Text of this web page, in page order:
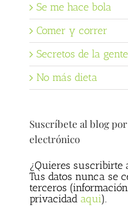
Se me hace bola
Comer y correr
Secretos de la
No más dieta
Suscríbete al blog
electrónico
¿Quieres suscribirte
Tus datos nunca se
terceros
privacidad aqui).